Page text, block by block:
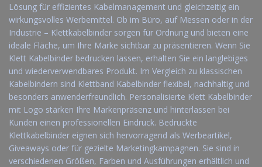
Lösung für effizientes Kabelmanagement und gleichzeitig ein
wirkungsvolles Werbemittel. Ob im Büro, auf Messen oder in der
Industrie – Klettkabelbinder sorgen für Ordnung und bieten eine
ideale Fläche, um Ihre Marke sichtbar zu präsentieren. Wenn Sie
Klett Kabelbinder bedrucken lassen, erhalten Sie ein langlebiges
und wiederverwendbares Produkt. Im Vergleich zu klassischen
Kabelbindern sind Klettband Kabelbinder flexibel, nachhaltig und
besonders anwenderfreundlich. Personalisierte Klett Kabelbinder
mit Logo stärken Ihre Markenpräsenz und hinterlassen bei
Kunden einen professionellen Eindruck. Bedruckte
Klettkabelbinder eignen sich hervorragend als Werbeartikel,
Giveaways oder für gezielte Marketingkampagnen. Sie sind in
verschiedenen Größen, Farben und Ausführungen erhältlich und